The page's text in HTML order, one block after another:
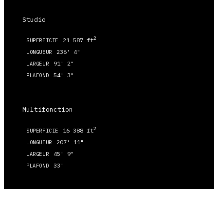
Studio
SUPERFICIE 21 587 ft2
LONGUEUR 236' 4"
LARGEUR 91' 2"
PLAFOND 54' 3"
Multifonction
SUPERFICIE 16 388 ft2
LONGUEUR 207' 11"
LARGEUR 45' 9"
PLAFOND 33'